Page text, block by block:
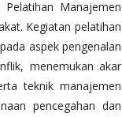
Manajemen
Kegiatan pelatihan
aspek pengenalan
menemukan akar
teknik manajemen
pencegahan dan